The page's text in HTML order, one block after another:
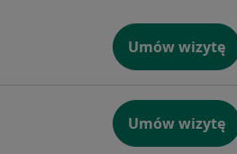
Umów wizytę
Umów wizytę